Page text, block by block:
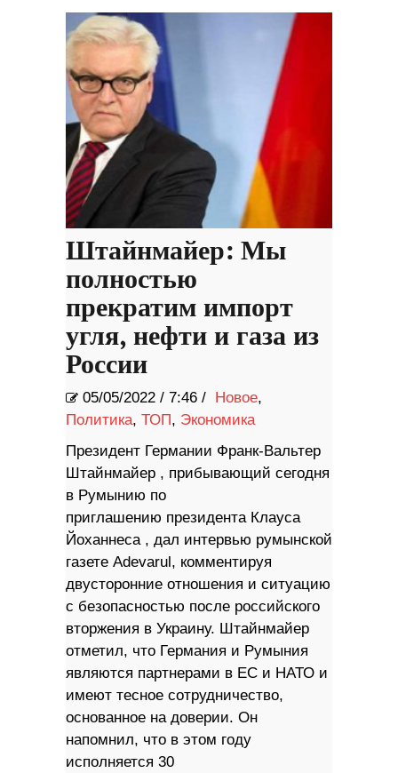
Штайнмайер: Мы
полностью
прекратим импорт
угля, нефти и газа из
России
05/05/2022 / 7:46 / Новое,
Политика, ТОП, Экономика
Президент Германии Франк-Вальтер
Штайнмайер , прибывающий сегодня
в Румынию по
приглашению президента Клауса
Йоханнеса , дал интервью румынской
газете Adevarul, комментируя
двусторонние отношения и ситуацию
с безопасностью после российского
вторжения в Украину. Штайнмайер
отметил, что Германия и Румыния
являются партнерами в ЕС и НАТО и
имеют тесное сотрудничество,
основанное на доверии. Он
напомнил, что в этом году
исполняется 30